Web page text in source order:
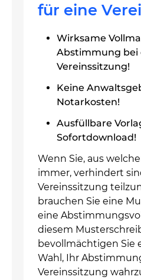
für eine
Wirksame
Abstimmung bei
Vereinssitzung!
Keine
Notarkosten!
Ausfüllbare
Sofortdownload!
Wenn Sie, aus
immer, verhindert
Vereinssitzung
brauchen Sie eine
eine
diesem
bevollmächtigen Sie
Wahl, Ihr
Vereinssitzung